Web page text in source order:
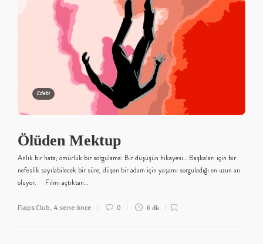
Edebi
Ölüden Mektup
Anlık bir hata, ömürlük bir sorgulama: Bir düşüşün hikayesi… Başkaları için bir
nefeslik sayılabilecek bir süre, düşen bir adam için yaşamı sorguladığı en uzun an
oluyor. Filmi açtıktan…
Flaps Club, 4 sene önce 0 6 dk